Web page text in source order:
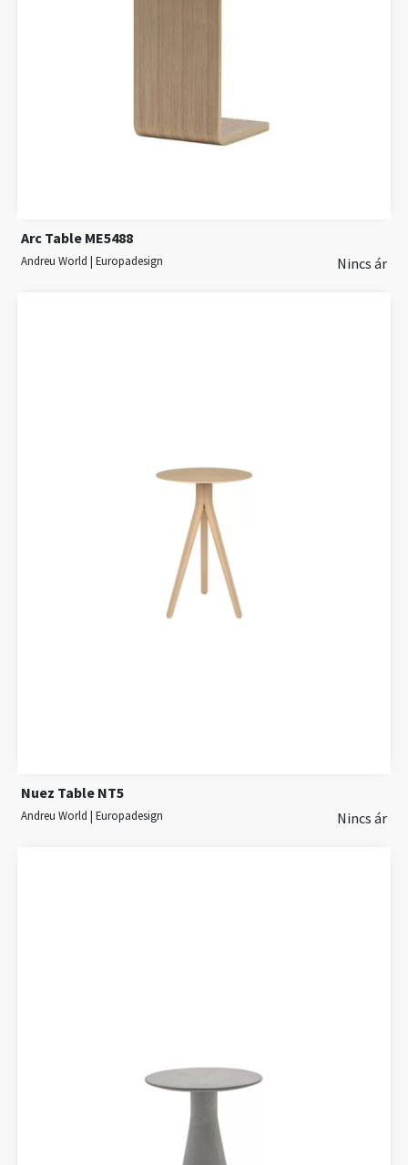
Arc Table ME5488
Andreu World | Europadesign Nincs ár
Nuez Table NT5
Andreu World | Europadesign Nincs ár